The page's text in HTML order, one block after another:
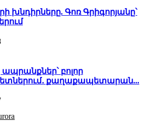
խնդիրները. Գոռ Գրիգորյանը՝
բոլոր
քաղաքապետարան...